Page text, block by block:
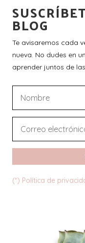
BLOG
Te avisaremos cada
nueva. No dudes en
aprender juntos de
(*) Política de